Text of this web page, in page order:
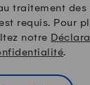
traitement des
requis. Pour
notre
.